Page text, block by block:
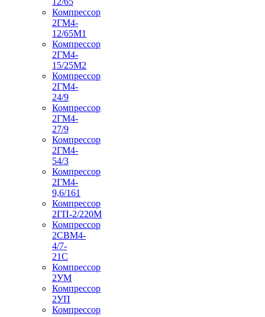
Компрессор
2ГМ4-
12/65М1
Компрессор
2ГМ4-
15/25М2
Компрессор
2ГМ4-
24/9
Компрессор
2ГМ4-
27/9
Компрессор
2ГМ4-
54/3
Компрессор
2ГМ4-
9,6/161
Компрессор
2ГП-2/220М
Компрессор
2СВМ4-
4/7-
21С
Компрессор
2УМ
Компрессор
2УП
Компрессор